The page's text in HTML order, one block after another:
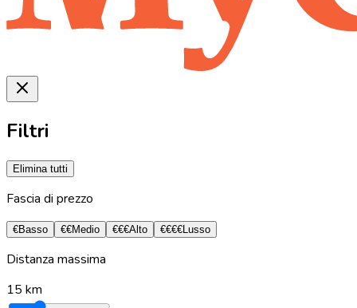
Filtri
Elimina tutti
Fascia di prezzo
€Basso €€Medio €€€Alto €€€€ Lusso
Distanza massima
15 km